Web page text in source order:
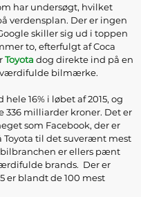
har undersøgt, hvilket
verdensplan. Der er ingen
skiller sig ud i toppen
to, efterfulgt af Coca
Toyota dog direkte ind på en
værdifulde bilmærke.
16% i løbet af 2015, og
336 milliarder kroner. Det er
som Facebook, der er
Toyota til det suverænt mest
er ellers pænt
brands. Der er
er blandt de 100 mest